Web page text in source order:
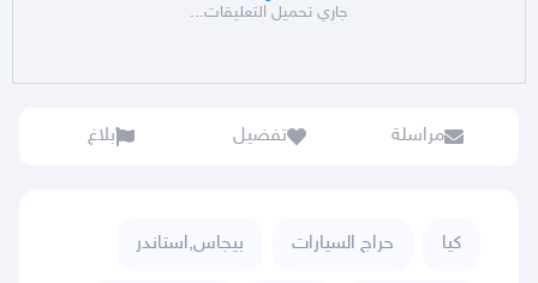
جاري تحميل التعليقات...
مراسلة تفضيل بلاغ
كيا حراج السيارات بيجاس,استاندر